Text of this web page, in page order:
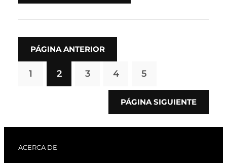
PÁGINA ANTERIOR
1 2 3 4 5
PÁGINA SIGUIENTE
ACERCA DE